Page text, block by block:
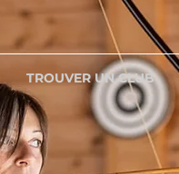
TROUVER UN CLUB